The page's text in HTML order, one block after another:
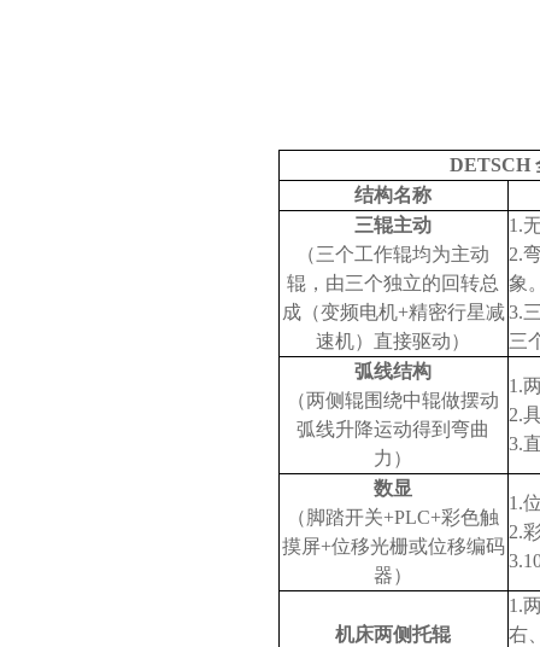
DETSCH
结构名称
三辊主动
（三个工作辊均为主动
辊，由三个独立的回转总
成（变频电机+精密行星减
速机）直接驱动）
1.
2.
象
3.
三
弧线结构
（两侧辊围绕中辊做摆动
弧线升降运动得到弯曲
力）
1.
2.
3.
数显
（脚踏开关+PLC+彩色触
摸屏+位移光栅或位移编码
器）
1.
2.
机床两侧托辊
1.
右